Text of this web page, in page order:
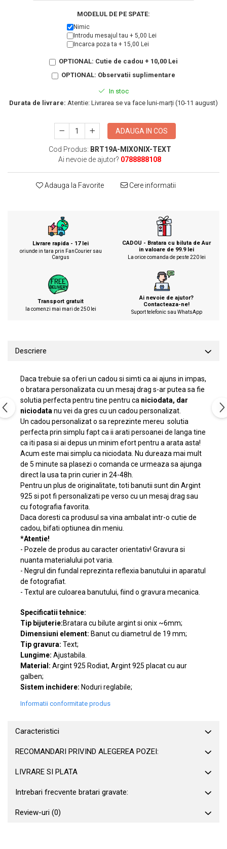
Pentru mama
Echipe de fotbal
Brelocuri cu mesaje amuzante
Cadouri pentru parinti de Craciun
MODELUL DE PE SPATE:
Nimic
Introdu mesajul tau + 5,00 Lei
Incarca poza ta + 15,00 Lei
OPTIONAL: Cutie de cadou + 10,00 Lei
OPTIONAL: Observatii suplimentare
In stoc
Durata de livrare: Atentie: Livrarea se va face luni-marți (10-11 august)
ADAUGA IN COS
Cod Produs: BRT19A-MIXONIX-TEXT
Ai nevoie de ajutor? 0788888108
Adauga la Favorite Cere informatii
Livrare rapida - 17 lei
oriunde in tara prin FanCourier sau
Cargus
CADOU - Bratara cu biluta de Aur
in valoare de 99.9 lei
La orice comanda de peste 220 lei
Transport gratuit
la comenzi mai mari de 250 lei
Ai nevoie de ajutor?
Contacteaza-ne!
Suport telefonic sau WhatsApp
Descriere
Daca trebuie sa oferi un cadou si simti ca ai ajuns in impas,
o bratara personalizata cu un mesaj drag s-ar putea sa fie
solutia perfecta pentru tine pentru ca niciodata, dar
niciodata nu vei da gres cu un cadou personalizat.
Un cadou personalizat o sa reprezinte mereu solutia
perfecta prin simplu fapt ca ii arati persoanei de langa tine
ca iti pasa si ai depus un minim efort pentru a arata asta!
Acum este mai simplu ca niciodata. Nu dureaza mai mult
de 5 minute sa plasezi o comanda ce urmeaza sa ajunga
direct la usa ta prin curier in 24-48h.
Pentru un plus de originalitate, toti banutii sunt din Argint
925 si pot fi personalizati pe verso cu un mesaj drag sau
cu fotografia favorita.
Daca doresti ca produsul sa vina ambalat intr-o cutie de
cadou, bifati optiunea din meniu.
*Atentie!
- Pozele de produs au caracter orientativ! Gravura si
nuanta materialului pot varia.
- Negrul din fundal reprezinta reflexia banutului in aparatul
de fotografiat.
- Textul are culoarea banutului, fiind o gravura mecanica.
Specificatii tehnice:
Tip bijuterie:Bratara cu bilute argint si onix ~6mm;
Dimensiuni element: Banut cu diametrul de 19 mm;
Tip gravura: Text;
Lungime: Ajustabila.
Material: Argint 925 Rodiat, Argint 925 placat cu aur
galben;
Sistem inchidere: Noduri reglabile;
Informatii conformitate produs
Caracteristici
RECOMANDARI PRIVIND ALEGEREA POZEI:
LIVRARE SI PLATA
Intrebari frecvente bratari gravate:
Review-uri (0)